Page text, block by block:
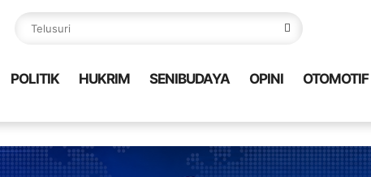
POLITIK HUKRIM SENIBUDAYA OPINI OTOMOTIF